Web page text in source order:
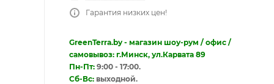
Гарантия низких цен!
GreenTerra.by - магазин шоу-рум / офис /
самовывоз: г.Минск, ул.Карвата 89
Пн-Пт: 9:00 - 17:00.
Сб-Вс: выходной.